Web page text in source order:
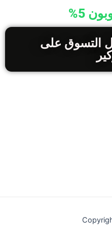
5%
التسوق على